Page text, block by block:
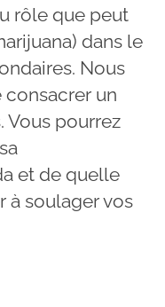
rôle que peut
dans le
Nous
un
Vous pourrez
et de quelle
à soulager vos